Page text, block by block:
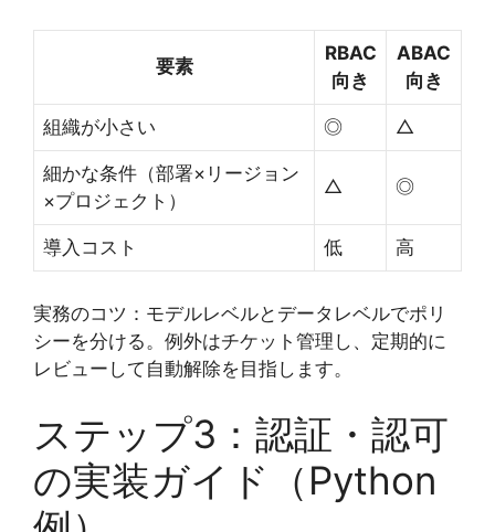
要素
RBAC
向き
ABAC
向き
組織が小さい ◎ △
細かな条件（部署×リージョン
×プロジェクト）
△ ◎
導入コスト 低 高
実務のコツ：モデルレベルとデータレベルでポリ
シーを分ける。例外はチケット管理し、定期的に
レビューして自動解除を目指します。
ステップ3：認証・認可
の実装ガイド（Python